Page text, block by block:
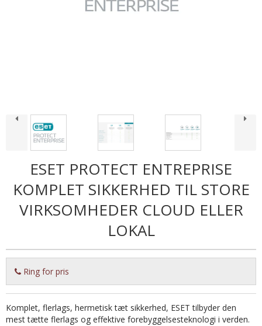
ESET PROTECT ENTREPRISE
KOMPLET SIKKERHED TIL STORE
VIRKSOMHEDER CLOUD ELLER
LOKAL
Ring for pris
Komplet, flerlags, hermetisk tæt sikkerhed, ESET tilbyder den
mest tætte flerlags og effektive forebyggelsesteknologi i verden.